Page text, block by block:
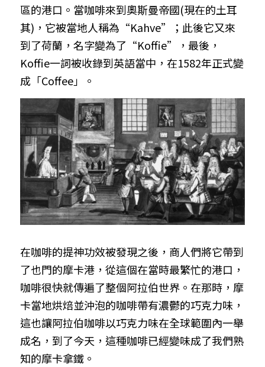
區的港口。當咖啡來到奧斯曼帝國(現在的土耳
其)，它被當地人稱為“Kahve”；此後它又來
到了荷蘭，名字變為了“Koffie”，最後，
Koffie一詞被收錄到英語當中，在1582年正式變
成「Coffee」。
在咖啡的提神功效被發現之後，商人們將它帶到
了也門的摩卡港，從這個在當時最繁忙的港口，
咖啡很快就傳遍了整個阿拉伯世界。在那時，摩
卡當地烘焙並沖泡的咖啡帶有濃鬱的巧克力味，
這也讓阿拉伯咖啡以巧克力味在全球範圍內一舉
成名，到了今天，這種咖啡已經變味成了我們熟
知的摩卡拿鐵。